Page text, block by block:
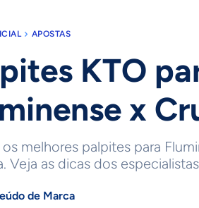
APOSTAS
KTO
x
melhores palpites para
Veja as dicas dos
de Marca